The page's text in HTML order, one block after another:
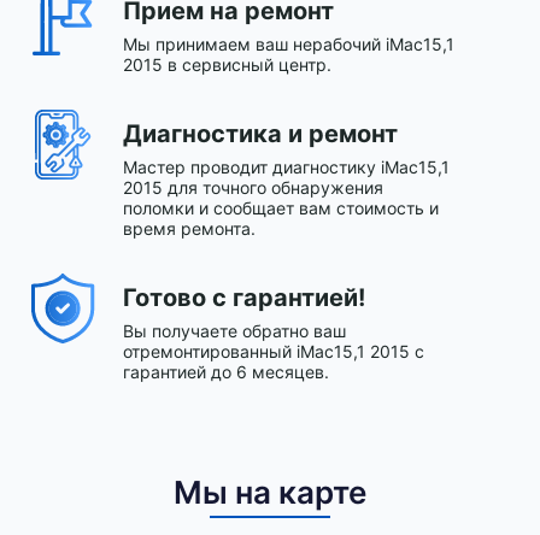
Прием на ремонт
Мы принимаем ваш нерабочий iMac15,1
2015 в сервисный центр.
Диагностика и ремонт
Мастер проводит диагностику iMac15,1
2015 для точного обнаружения
поломки и сообщает вам стоимость и
время ремонта.
Готово с гарантией!
Вы получаете обратно ваш
отремонтированный iMac15,1 2015 с
гарантией до 6 месяцев.
Мы на карте